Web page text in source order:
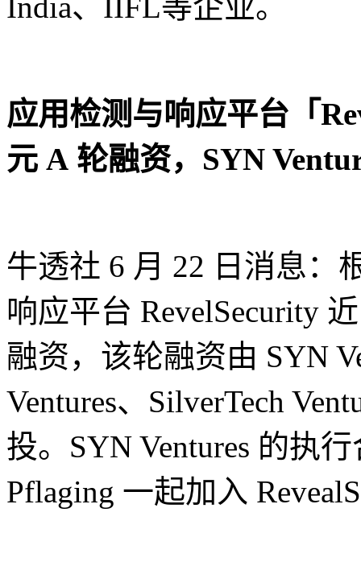
应用检测与响应平台「
元 A 轮融资，SYN
牛透社 6 月 22 日消息：
响应平台 RevelSecurity
融资，该轮融资由 SYN
Ventures、SilverTech
投。SYN Ventures 的执
Pflaging 一起加入